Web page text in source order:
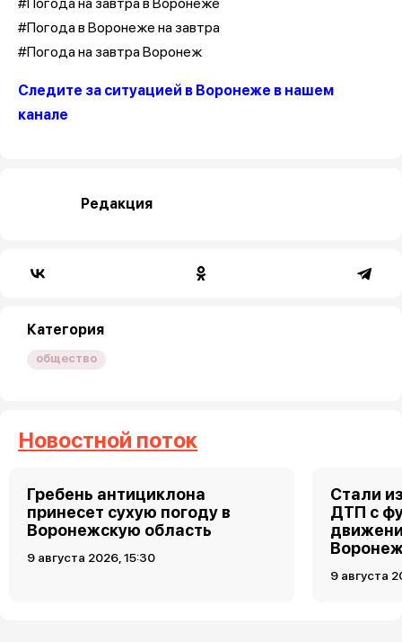
#Погода в Воронеже на завтра
#Погода на завтра Воронеж
Следите за ситуацией в Воронеже в нашем
канале
Редакция
Категория
общество
Новостной поток
Гребень антициклона
принесет сухую погоду в
Воронежскую область
9 августа 2026, 15:30
Стали
ДТП с
9 августа